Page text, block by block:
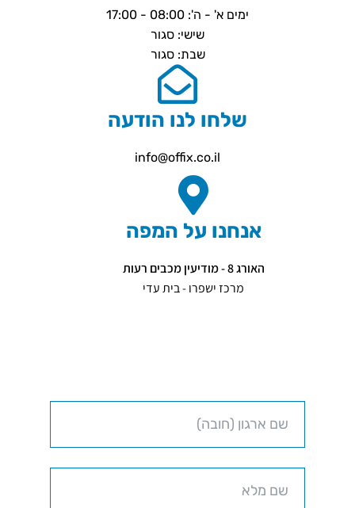
ימים א' - ה': 08:00 - 17:00
שישי: סגור
שבת: סגור
שלחו לנו הודעה
info@offix.co.il
אנחנו על המפה
האורג 8 - מודיעין מכבים רעות
מרכז ישפרו - בית עדי